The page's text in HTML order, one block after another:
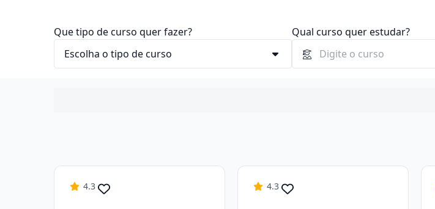
Que tipo de curso quer fazer? Qual curso quer estudar?
4.3 4.3